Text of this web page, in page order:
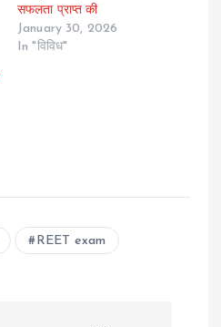
सफलता प्राप्त की
January 30, 2026
In "विविध"
REET exam